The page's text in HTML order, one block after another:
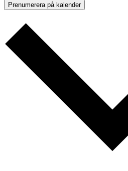
Prenumerera på kalender